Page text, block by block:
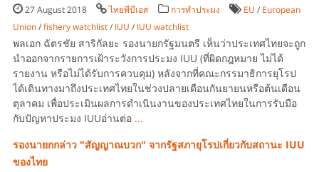
27 August 2018 ไทยพีบีเอส การทำประมง EU / European
Union/fishery watchlist/ IUU / IUU watchlist
พลเอก ฉัตรชัย สาริกัลยะ รองนายกรัฐมนตรี เห็นว่าประเทศไทยจะถูก
นำออกจากรายการเฝ้าระวังการประมง IUU (ที่ผิดกฎหมาย ไม่ได้
รายงาน หรือไม่ได้รับการควบคุม) หลังจากที่คณะกรรมาธิการยุโรป
ได้เดินทางมาถึงประเทศไทยในช่วงปลายเดือนกันยายนหรือต้นเดือน
ตุลาคม เพื่อประเมินผลการดำเนินงานของประเทศไทยในการรับมือ
กับปัญหาประมง IUUอ่านต่อ ...
รองนายกกล่าว "สัญญาณบวก" จากรัฐสภายุโรปเกี่ยวกับสถานะ IUU
ของไทย